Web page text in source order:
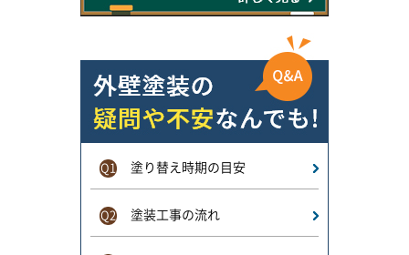
Q1 塗り替え時期の目安
Q2 塗装工事の流れ